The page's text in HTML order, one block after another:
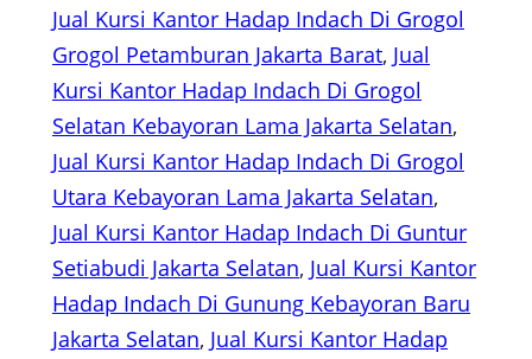
Jual Kursi Kantor Hadap Indach Di Grogol
Grogol Petamburan Jakarta Barat, Jual
Kursi Kantor Hadap Indach Di Grogol
Selatan Kebayoran Lama Jakarta Selatan
Jual Kursi Kantor Hadap Indach Di Grogol
Utara Kebayoran Lama Jakarta Selatan
Jual Kursi Kantor Hadap Indach Di Guntur
Setiabudi Jakarta Selatan, Jual Kursi Kantor
Hadap Indach Di Gunung Kebayoran Baru
Jakarta Selatan, Jual Kursi Kantor Hadap